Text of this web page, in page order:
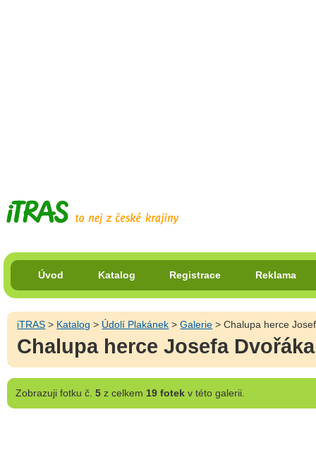
Úvod Katalog Registrace Reklama
iTRAS > Katalog > Údolí Plakánek >Galerie > Chalupa herce
Chalupa herce Josefa
Zobrazujifotku č. 5z celkem 19 fotekv této galerii.